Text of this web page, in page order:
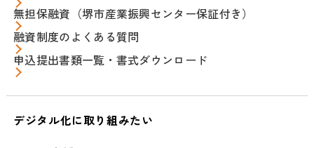
無担保融資（堺市産業振興センター保証付き）
融資制度のよくある質問
申込提出書類一覧・書式ダウンロード
デジタル化に取り組みたい